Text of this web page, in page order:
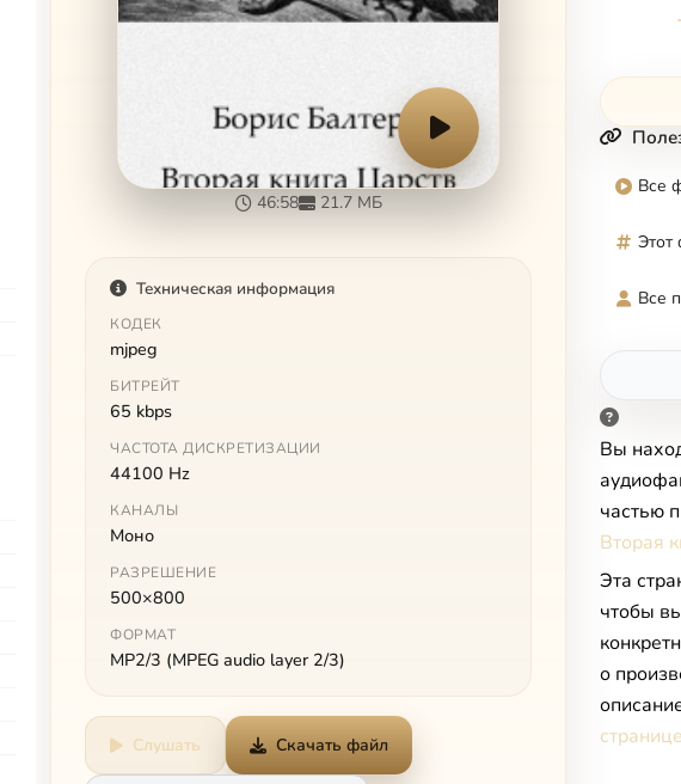
46:58 21.7 МБ
Техническая информация
КОДЕК
mjpeg
БИТРЕЙТ
65 kbps
ЧАСТОТА ДИСКРЕТИЗАЦИИ
44100 Hz
КАНАЛЫ
Моно
РАЗРЕШЕНИЕ
500×800
ФОРМАТ
MP2/3 (MPEG audio layer 2/3)
Слушать Скачать файл
Все
Этот
Все
Вы
частью
Вторая
Эта
чтобы
о